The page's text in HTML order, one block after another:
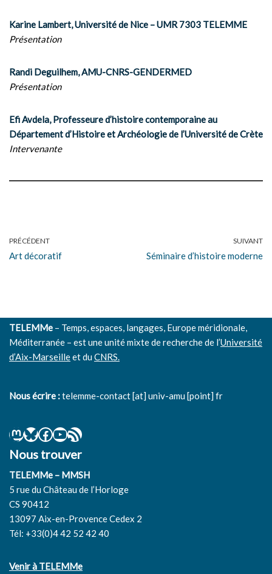
Karine Lambert, Université de Nice – UMR 7303 TELEMME
Présentation
Randi Deguilhem, AMU-CNRS-GENDERMED
Présentation
Efi Avdela, Professeure d’histoire contemporaine au
Département d’Histoire et Archéologie de l’Université de Crète
Intervenante
PRÉCÉDENT
Art décoratif
SUIVANT
Séminaire d’histoire moderne
TELEMMe – Temps, espaces, langages, Europe méridionale,
Méditerranée – est une unité mixte de recherche de l’Université
d’Aix-Marseilleet duCNRS.
Nous écrire :telemme-contact [at] univ-amu [point] fr
Nous trouver
TELEMMe – MMSH
5 rue du Château de l’Horloge
CS 90412
13097 Aix-en-Provence Cedex 2
Tél: +33(0)4 42 52 42 40
Venir à TELEMMe